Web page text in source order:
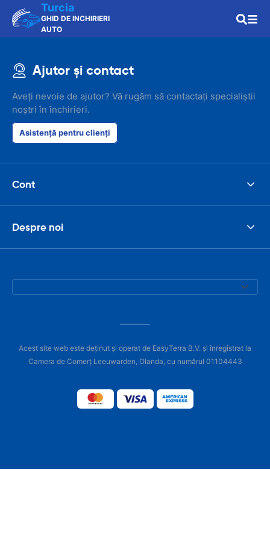
Turcia
GHID DE INCHIRIERI
AUTO
Ajutor și contact
Aveți nevoie de ajutor? Vă rugăm să contactați specialiștii
noștri în închirieri.
Asistență pentru clienți
Cont
Despre noi
Acest site web este deținut și operat de EasyTerra B.V. și înregistrat la
Camera de Comerț Leeuwarden, Olanda, cu numărul 01104443